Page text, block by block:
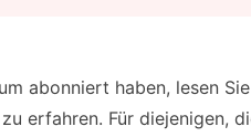
abonniert haben, lesen
erfahren. Für diejenigen,